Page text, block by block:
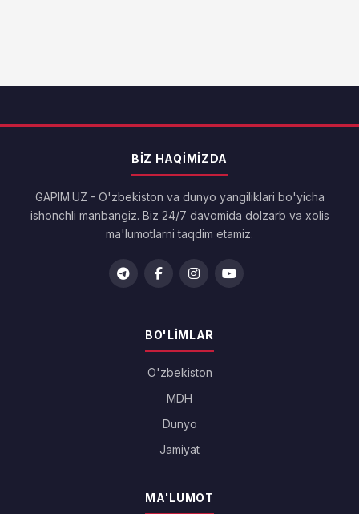
BIZ HAQIMIZDA
GAPIM.UZ - O'zbekiston va dunyo yangiliklari bo'yicha
ishonchli manbangiz. Biz 24/7 davomida dolzarb va xolis
ma'lumotlarni taqdim etamiz.
BO'LIMLAR
O'zbekiston
MDH
Dunyo
Jamiyat
MA'LUMOT